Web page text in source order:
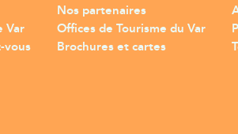
Var
vous
Nos partenaires
Offices de Tourisme du Var
Brochures et cartes